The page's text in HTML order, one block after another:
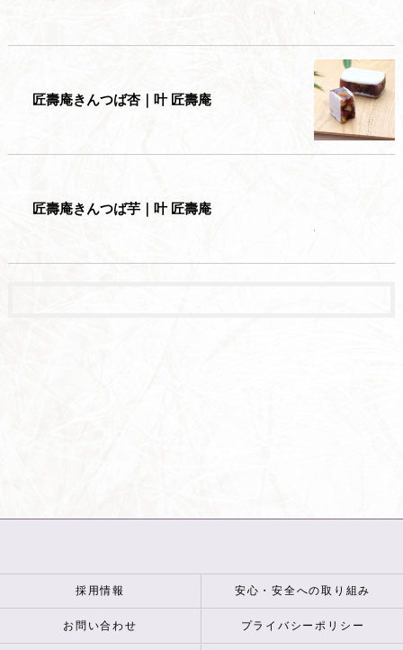
匠壽庵きんつば杏｜叶 匠壽庵
匠壽庵きんつば芋｜叶 匠壽庵
採用情報 安心・安全への取り組み
お問い合わせ プライバシーポリシー